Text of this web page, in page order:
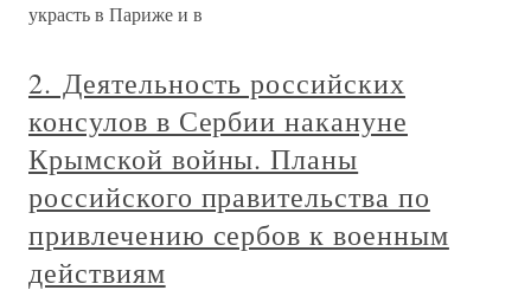
украсть в Париже и в
2. Деятельность российских
консулов в Сербии накануне
Крымской войны. Планы
российского правительства по
привлечению сербов к военным
действиям